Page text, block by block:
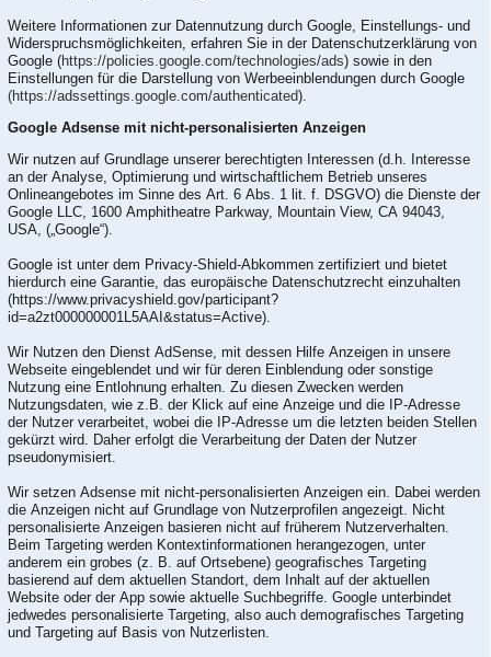
Weitere Informationen zur Datennutzung durch Google, Einstellungs- und
Widerspruchsmöglichkeiten, erfahren Sie in der Datenschutzerklärung von
Google (https://policies.google.com/technologies/ads) sowie in den
Einstellungen für die Darstellung von Werbeeinblendungen durch Google
(https://adssettings.google.com/authenticated).
Google Adsense mit nicht-personalisierten Anzeigen
Wir nutzen auf Grundlage unserer berechtigten Interessen (d.h. Interesse
an der Analyse, Optimierung und wirtschaftlichem Betrieb unseres
Onlineangebotes im Sinne des Art. 6 Abs. 1 lit. f. DSGVO) die Dienste der
Google LLC, 1600 Amphitheatre Parkway, Mountain View, CA 94043,
USA, („Google“).
Google ist unter dem Privacy-Shield-Abkommen zertifiziert und bietet
hierdurch eine Garantie, das europäische Datenschutzrecht einzuhalten
(https://www.privacyshield.gov/participant?
id=a2zt000000001L5AAI&status=Active).
Wir Nutzen den Dienst AdSense, mit dessen Hilfe Anzeigen in unsere
Webseite eingeblendet und wir für deren Einblendung oder sonstige
Nutzung eine Entlohnung erhalten. Zu diesen Zwecken werden
Nutzungsdaten, wie z.B. der Klick auf eine Anzeige und die IP-Adresse
der Nutzer verarbeitet, wobei die IP-Adresse um die letzten beiden Stellen
gekürzt wird. Daher erfolgt die Verarbeitung der Daten der Nutzer
pseudonymisiert.
Wir setzen Adsense mit nicht-personalisierten Anzeigen ein. Dabei werden
die Anzeigen nicht auf Grundlage von Nutzerprofilen angezeigt. Nicht
personalisierte Anzeigen basieren nicht auf früherem Nutzerverhalten.
Beim Targeting werden Kontextinformationen herangezogen, unter
anderem ein grobes (z. B. auf Ortsebene) geografisches Targeting
basierend auf dem aktuellen Standort, dem Inhalt auf der aktuellen
Website oder der App sowie aktuelle Suchbegriffe. Google unterbindet
jedwedes personalisierte Targeting, also auch demografisches Targeting
und Targeting auf Basis von Nutzerlisten.